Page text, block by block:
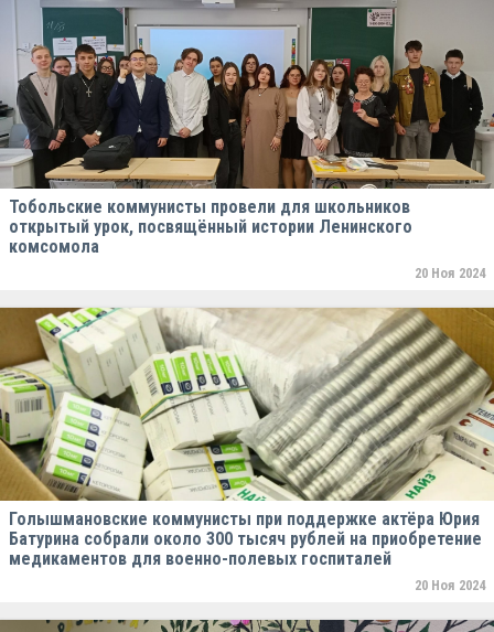
Тобольские коммунисты провели для школьников
открытый урок, посвящённый истории Ленинского
комсомола
20 Ноя 2024
Голышмановские коммунисты при поддержке актёра Юрия
Батурина собрали около 300 тысяч рублей на приобретение
медикаментов для военно-полевых госпиталей
20 Ноя 2024